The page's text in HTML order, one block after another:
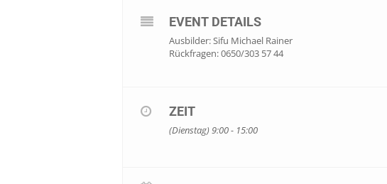
EVENT DETAILS
Ausbilder: Sifu Michael Rainer
Rückfragen: 0650/303 57 44
ZEIT
(Dienstag) 9:00 - 15:00